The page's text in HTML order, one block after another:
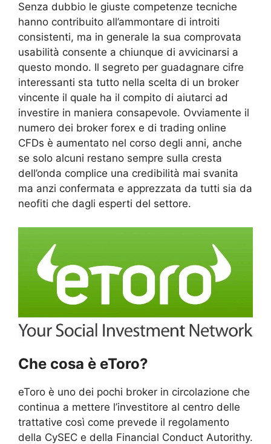
Senza dubbio le giuste competenze tecniche
hanno contribuito all’ammontare di introiti
consistenti, ma in generale la sua comprovata
usabilità consente a chiunque di avvicinarsi a
questo mondo. Il segreto per guadagnare cifre
interessanti sta tutto nella scelta di un broker
vincente il quale ha il compito di aiutarci ad
investire in maniera consapevole. Ovviamente il
numero dei broker forex e di trading online
CFDs è aumentato nel corso degli anni, anche
se solo alcuni restano sempre sulla cresta
dell’onda complice una credibilità mai svanita
ma anzi confermata e apprezzata da tutti sia da
neofiti che dagli esperti del settore.
Che cosa è eToro?
eToro è uno dei pochi broker in circolazione che
continua a mettere l’investitore al centro delle
trattative così come prevede il regolamento
della CySEC e della Financial Conduct Autorithy.